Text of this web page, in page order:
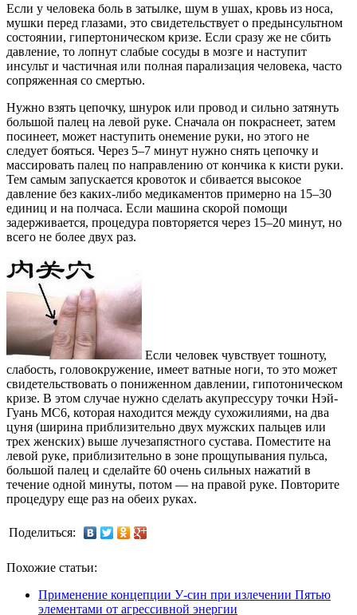
Если у человека боль в затылке, шум в ушах, кровь из носа,
мушки перед глазами, это свидетельствует о предынсультном
состоянии, гипертоническом кризе. Если сразу же не сбить
давление, то лопнут слабые сосуды в мозге и наступит
инсульт и частичная или полная парализация человека, часто
сопряженная со смертью.
Нужно взять цепочку, шнурок или провод и сильно затянуть
большой палец на левой руке. Сначала он покраснеет, затем
посинеет, может наступить онемение руки, но этого не
следует бояться. Через 5–7 минут нужно снять цепочку и
массировать палец по направлению от кончика к кисти руки.
Тем самым запускается кровоток и сбивается высокое
давление без каких-либо медикаментов примерно на 15–30
единиц и на полчаса. Если машина скорой помощи
задерживается, процедура повторяется через 15–20 минут, но
всего не более двух раз.
Если человек чувствует тошноту,
слабость, головокружение, имеет ватные ноги, то это может
свидетельствовать о пониженном давлении, гипотоническом
кризе. В этом случае нужно сделать акупрессуру точки Нэй-
Гуань MC6, которая находится между сухожилиями, на два
цуня (ширина приблизительно двух мужских пальцев или
трех женских) выше лучезапястного сустава. Поместите на
левой руке, приблизительно в зоне прощупывания пульса,
большой палец и cделайте 60 очень сильных нажатий в
течение одной минуты, потом — на правой руке. Повторите
процедуру еще раз на обеих руках.
Поделиться:
Похожие статьи:
Применение концепции У-син при излечении Пятью
элементами от агрессивной энергии